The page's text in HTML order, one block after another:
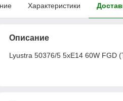
Характеристики
Описание
Lyustra 50376/5 5хE14 60W FGD